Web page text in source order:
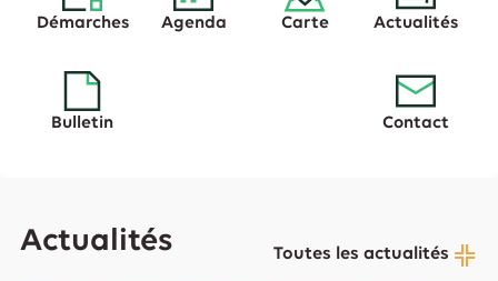
Démarches Agenda Carte Actualités
Bulletin Contact
Actualités Toutes les actualités